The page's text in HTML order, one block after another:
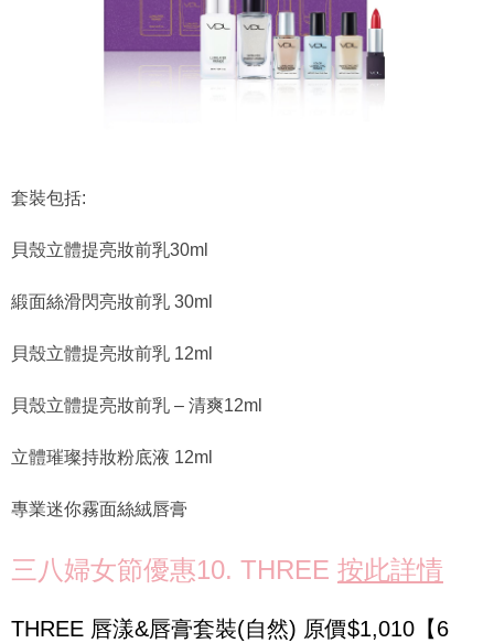
套裝包括:
貝殼立體提亮妝前乳30ml
緞面絲滑閃亮妝前乳 30ml
貝殼立體提亮妝前乳 12ml
貝殼立體提亮妝前乳 – 清爽12ml
立體璀璨持妝粉底液 12ml
專業迷你霧面絲絨唇膏
三八婦女節優惠10. THREE 按此詳情
THREE 唇漾&唇膏套裝(自然) 原價$1,010【6